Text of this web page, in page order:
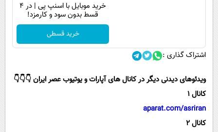
خرید موبایل با اسنپ پی | در ۴
قسط بدون سود و کارمزد!
خرید قسطی
اشتراک گذاری :
ویدئوهای دیدنی دیگر در کانال های آپارات و یوتیوب عصر ایران 👇👇👇
کانال 1
aparat.com/asriran
کانال 2